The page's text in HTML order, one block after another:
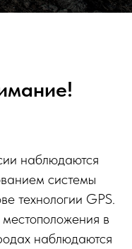
наблюдаются
системы
технологии GPS.
в
наблюдаются